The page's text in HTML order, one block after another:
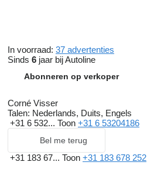
In voorraad: 37 advertenties
Sinds 6 jaar bij Autoline
Abonneren op verkoper
Corné Visser
Talen: Nederlands, Duits, Engels
+31 6 532... Toon +31 6 53204186
Bel me terug
+31 183 67... Toon +31 183 678 252